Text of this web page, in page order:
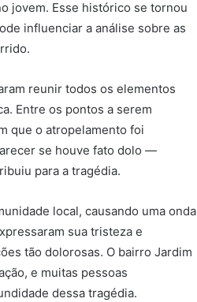
jovem. Esse histórico se tornou
influenciar a análise sobre as
reunir todos os elementos
Entre os pontos a serem
que o atropelamento foi
se houve fato dolo —
para a tragédia.
local, causando uma onda
sua tristeza e
tão dolorosas. O bairro Jardim
e muitas pessoas
dessa tragédia.